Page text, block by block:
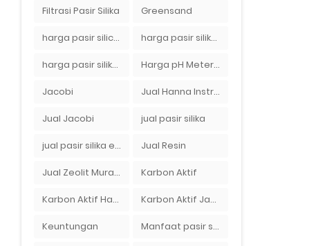
Filtrasi Pasir Silika Greensand
harga pasir silica per ton per kg harga pasir silika per ton per kg
harga pasir silika putih Harga pH Meter Horiba LAQUAact PH110 Di Surabaya
Jacobi Jual Hanna Instruments HI9124 dan HI9126 Di Balikpapan
Jual Jacobi jual pasir silika
jual pasir silika eceran Jual Resin
Jual Zeolit Murah Di Bandung Timur Karbon Aktif
Karbon Aktif Haycarb Karbon Aktif Jacobi
Keuntungan Manfaat pasir silika bagi kehidupan